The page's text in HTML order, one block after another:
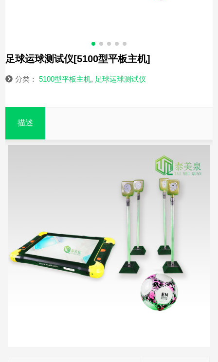
足球运球测试仪[5100型平板主机]
分类：5100型平板主机, 足球运球测试仪
描述